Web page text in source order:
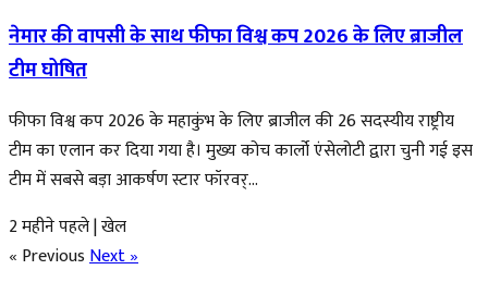
नेमार की वापसी के साथ फीफा विश्व कप 2026 के लिए ब्राजील
टीम घोषित
फीफा विश्व कप 2026 के महाकुंभ के लिए ब्राजील की 26 सदस्यीय राष्ट्रीय
टीम का एलान कर दिया गया है। मुख्य कोच कार्लो एंसेलोटी द्वारा चुनी गई इस
टीम में सबसे बड़ा आकर्षण स्टार फॉरवर्...
2 महीने पहले|खेल
« PreviousNext »